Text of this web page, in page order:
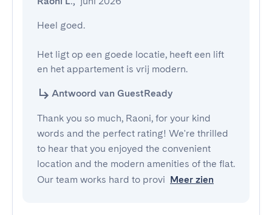
Heel goed.
Het ligt op een goede locatie, heeft een lift
en het appartement is vrij modern.
Antwoord van GuestReady
Thank you so much, Raoni, for your kind
words and the perfect rating! We're thrilled
to hear that you enjoyed the convenient
location and the modern amenities of the flat.
Our team works hard to provi Meer zien